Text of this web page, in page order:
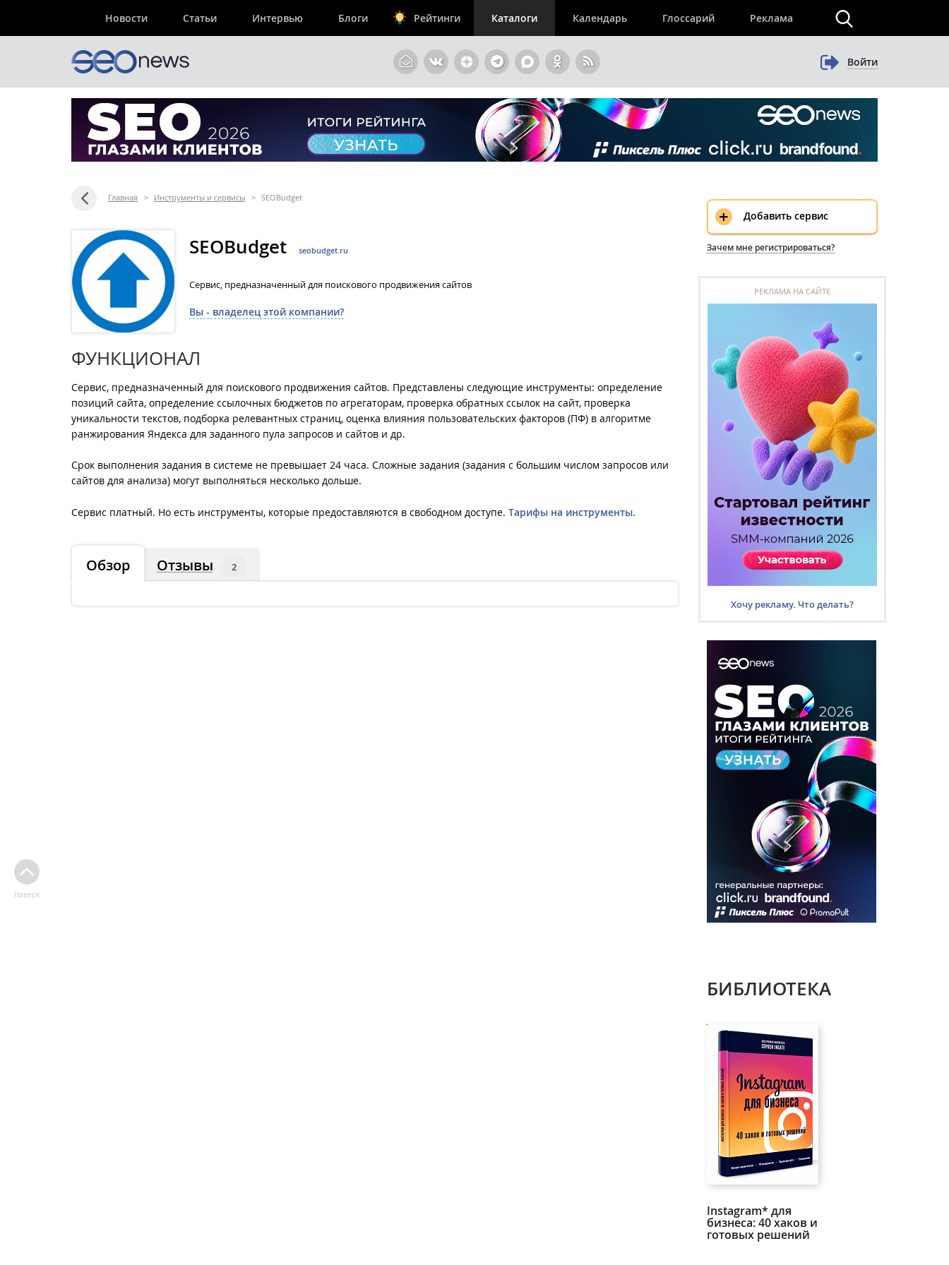
Новости Статьи Интервью Блоги Рейтинги Каталоги Календарь Глоссарий Реклама
Войти
Главная > Инструменты и сервисы > SEOBudget
SEOBudget seobudget.ru
Cервис, предназначенный для поискового продвижения сайтов
Вы - владелец этой компании?
ФУНКЦИОНАЛ
Cервис, предназначенный для поискового продвижения сайтов. Представлены следующие инструменты: определение
позиций сайта, определение ссылочных бюджетов по агрегаторам, проверка обратных ссылок на сайт, проверка
уникальности текстов, подборка релевантных страниц, оценка влияния пользовательских факторов (ПФ) в алгоритме
ранжирования Яндекса для заданного пула запросов и сайтов и др.
Срок выполнения задания в системе не превышает 24 часа. Сложные задания (задания с большим числом запросов или
сайтов для анализа) могут выполняться несколько дольше.
Сервис платный. Но есть инструменты, которые предоставляются в свободном доступе. Тарифы на инструменты.
Обзор Отзывы 2
Наверх
+ Добавить сервис
Зачем мне регистрироваться?
РЕКЛАМА НА САЙТЕ
Хочу рекламу. Что делать?
БИБЛИОТЕКА
Instagram* для
бизнеса: 40 хаков и
готовых решений